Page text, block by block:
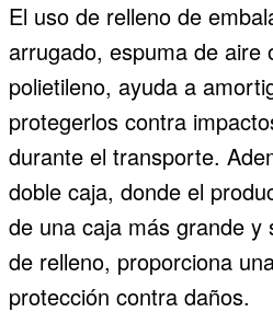
El uso de relleno de
arrugado, espuma de aire
polietileno, ayuda a
protegerlos contra
durante el transporte.
doble caja, donde el
de una caja más grande y
de relleno, proporciona
protección contra daños.